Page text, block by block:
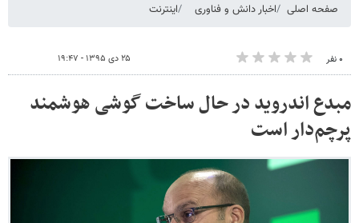
صفحه اصلی اخبار دانش و فناوری اینترنت
۰ نفر ۲۵ دی ۱۳۹۵ - ۱۹:۴۷
مبدع اندروید در حال ساخت گوشی هوشمند
پرچم‌دار است